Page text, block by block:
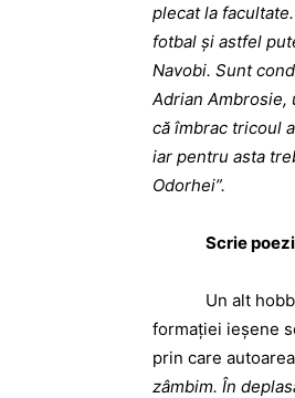
plecat la
fotbal şi astfel
Navobi. Sunt
Adrian Ambrosie,
că îmbrac tricoul
iar pentru asta
Odorhei”.
Scrie
Un alt hobby al
formaţiei ieşene
prin care
zâmbim. În